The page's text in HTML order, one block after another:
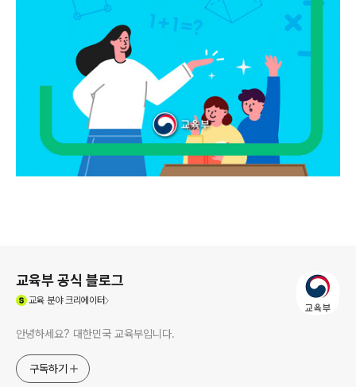
교육부 공식 블로그
교육분야 크리에이터
안녕하세요? 대한민국 교육부입니다.
구독하기